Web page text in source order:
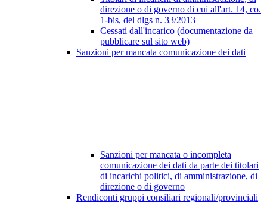
direzione o di governo di cui all'art. 14, co.
1-bis, del dlgs n. 33/2013
Cessati dall'incarico (documentazione da
pubblicare sul sito web)
Sanzioni per mancata comunicazione dei dati
Sanzioni per mancata o incompleta
comunicazione dei dati da parte dei titolari
di incarichi politici, di amministrazione, di
direzione o di governo
Rendiconti gruppi consiliari regionali/provinciali